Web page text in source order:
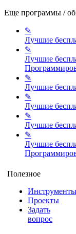
Еще программы /
✎
Лучшие
✎
Лучшие
✎
Лучшие
✎
Лучшие
✎
Лучшие
✎
Лучшие
Полезное
Инструменты
Проекты
Задать
вопрос